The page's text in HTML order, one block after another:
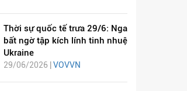
Thời sự quốc tế trưa 29/6: Nga
bất ngờ tập kích lính tinh nhuệ
Ukraine
29/06/2026 | VOVVN